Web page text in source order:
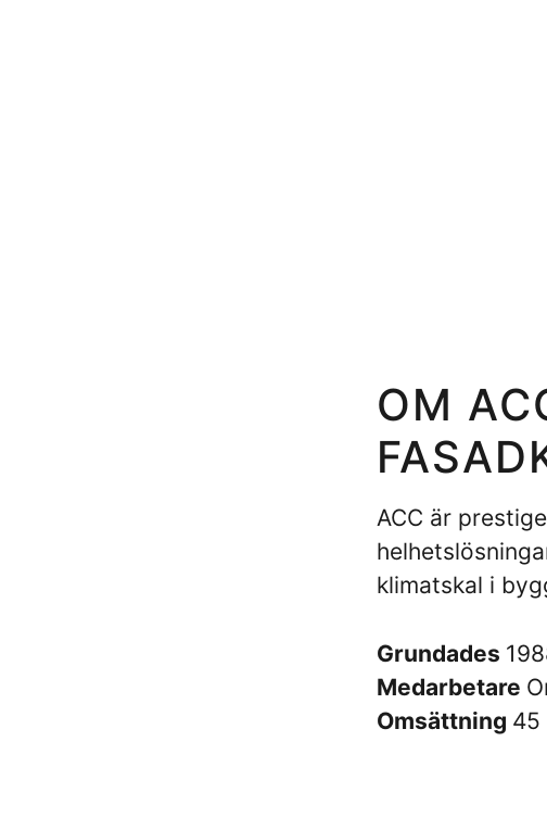
OM
ACC är
klimatskal i
Grundades
Medarbetare
Omsättning 45